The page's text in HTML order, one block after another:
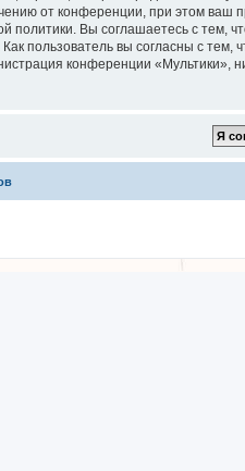
от конференции, при этом ваш
политики. Вы соглашаетесь с тем,
пользователь вы согласны с
конференции «Мультики»,